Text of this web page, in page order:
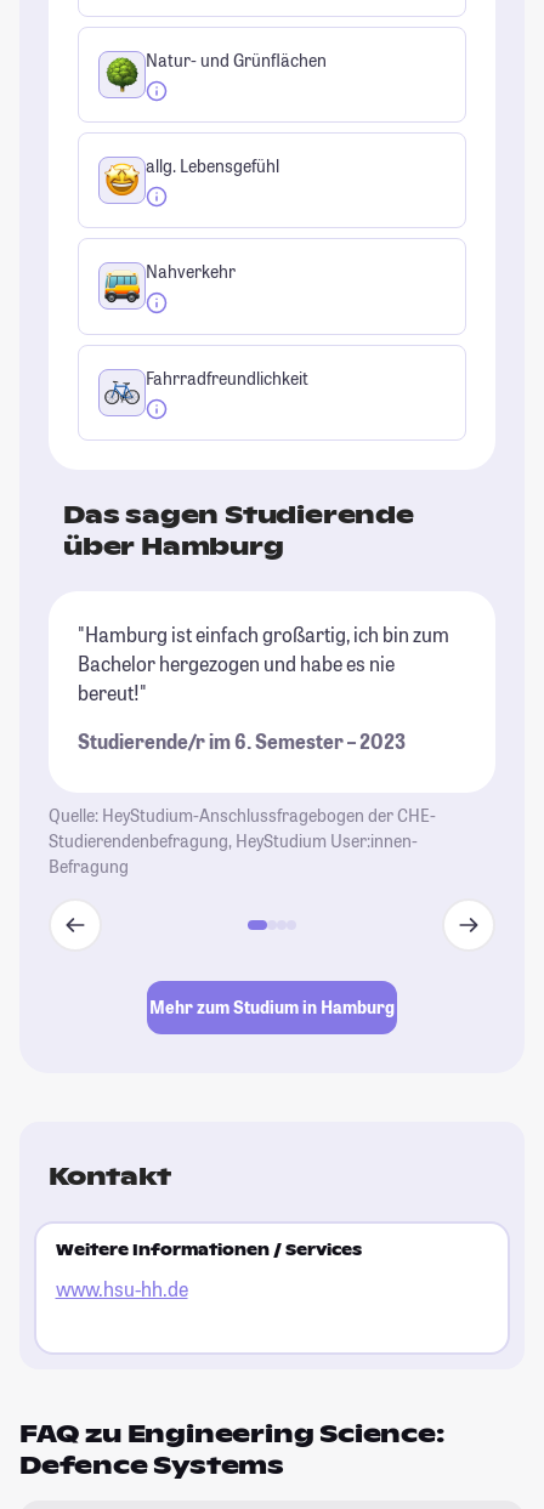
Natur- und Grünflächen
allg. Lebensgefühl
Nahverkehr
Fahrradfreundlichkeit
Das sagen Studierende
über Hamburg
"Hamburg ist einfach großartig, ich bin zum
Bachelor hergezogen und habe es nie
bereut!"
Studierende/r im 6. Semester – 2023
Quelle: HeyStudium-Anschlussfragebogen der CHE-
Studierendenbefragung, HeyStudium User:innen-
Befragung
Mehr zum Studium in Hamburg
Kontakt
Weitere Informationen / Services
www.hsu-hh.de
FAQ zu Engineering Science:
Defence Systems